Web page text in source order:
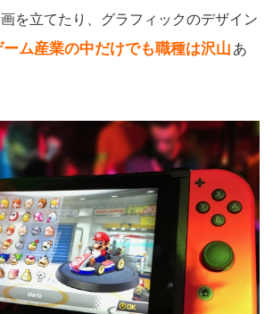
を立てたり、グラフィックのデザイン
ーム産業の中だけでも職種は沢山 あ